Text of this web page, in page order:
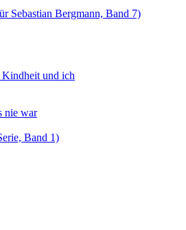
Sebastian Bergmann, Band 7)
und ich
nie war
Band 1)